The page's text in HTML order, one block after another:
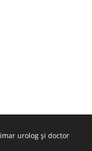
urolog și doctor